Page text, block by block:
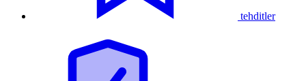
tehditler